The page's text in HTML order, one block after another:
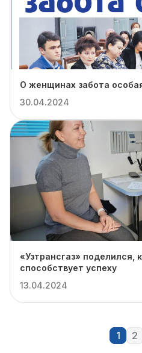
О женщинах забота
30.04.2024
«Узтрансгаз» поделился,
способствует успеху
13.04.2024
1 2